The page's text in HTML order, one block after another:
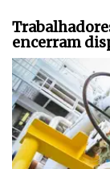
encerram